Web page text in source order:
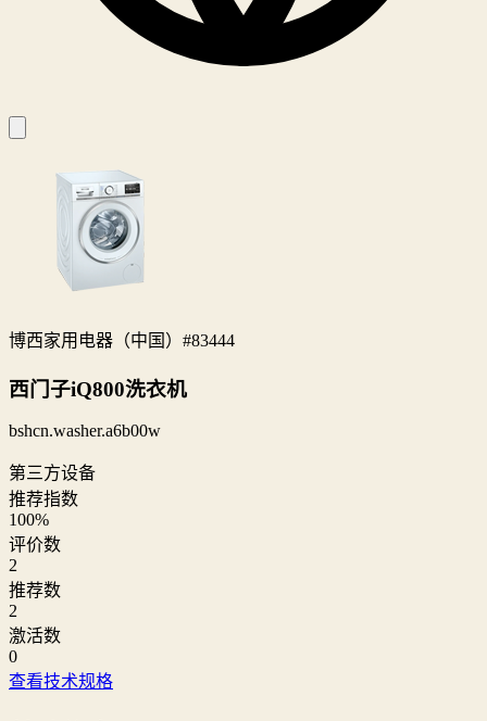
博西家用电器（中国） #83444
西门子iQ800洗衣机
bshcn.washer.a6b00w
第三方设备
推荐指数
100%
评价数
2
推荐数
2
激活数
0
查看技术规格